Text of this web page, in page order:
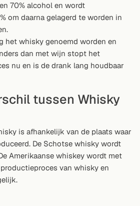
70% alcohol en wordt
om daarna gelagerd te worden in
het whisky genoemd worden en
dan met wijn stopt het
nu en is de drank lang houdbaar
tussen Whisky
is afhankelijk van de plaats waar
De Schotse whisky wordt
Amerikaanse whiskey wordt met
van whisky en